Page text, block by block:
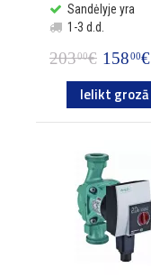
Sandėlyje yra
1-3 d.d.
20300€ 15800€
Ielikt grozā